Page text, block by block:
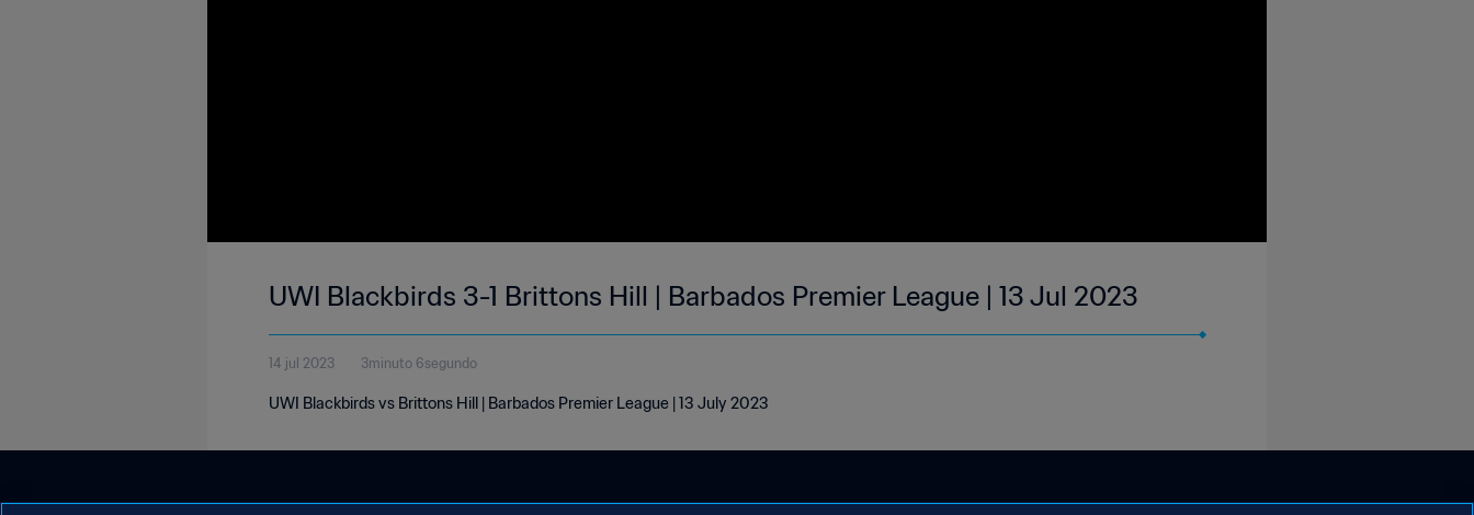
UWI Blackbirds 3-1 Brittons Hill | Barbados Premier League | 13 Jul 2023
14 jul 2023 3minuto 6segundo
UWI Blackbirds vs Brittons Hill | Barbados Premier League | 13 July 2023